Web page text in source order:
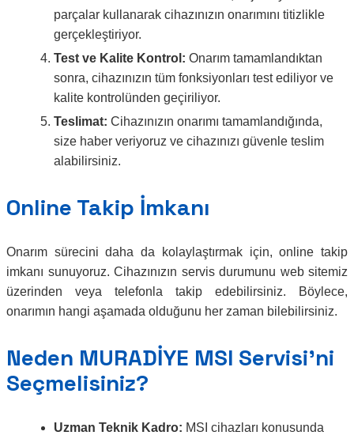
parçalar kullanarak cihazınızın onarımını titizlikle
gerçekleştiriyor.
Test ve Kalite Kontrol: Onarım tamamlandıktan
sonra, cihazınızın tüm fonksiyonları test ediliyor ve
kalite kontrolünden geçiriliyor.
Teslimat: Cihazınızın onarımı tamamlandığında,
size haber veriyoruz ve cihazınızı güvenle teslim
alabilirsiniz.
Online Takip İmkanı
Onarım sürecini daha da kolaylaştırmak için, online takip
imkanı sunuyoruz. Cihazınızın servis durumunu web sitemiz
üzerinden veya telefonla takip edebilirsiniz. Böylece,
onarımın hangi aşamada olduğunu her zaman bilebilirsiniz.
Neden MURADİYE MSI Servisi’ni
Seçmelisiniz?
Uzman Teknik Kadro: MSI cihazları konusunda